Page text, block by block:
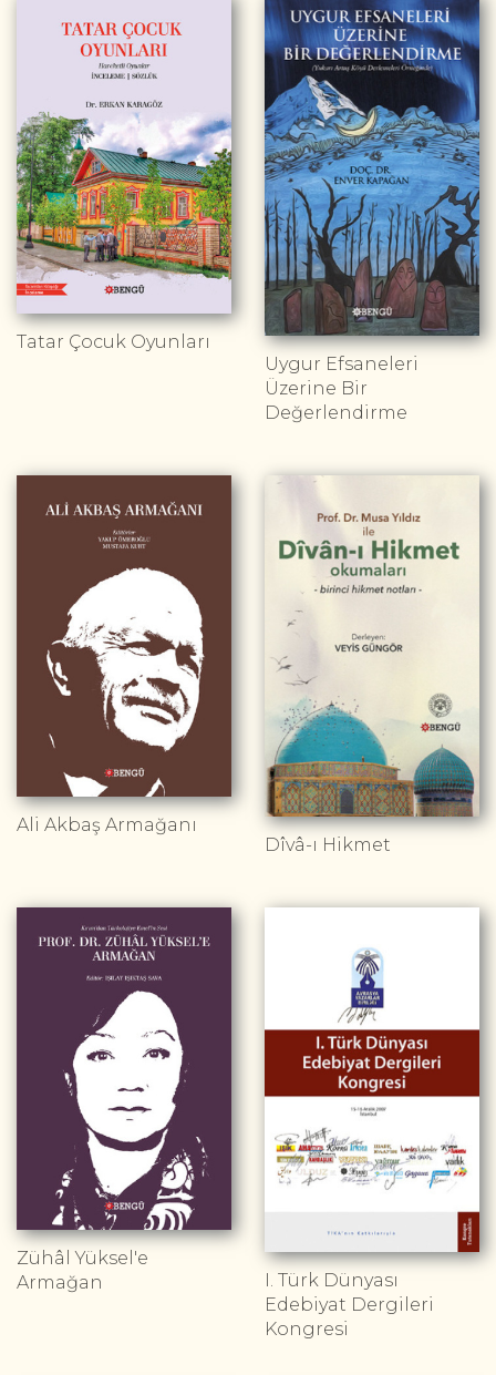
Tatar Çocuk Oyunları
Uygur Efsaneleri
Üzerine Bir
Değerlendirme
Ali Akbaş Armağanı
Dîvâ-ı Hikmet
Zühâl Yüksel'e
Armağan
I. Türk Dünyası
Edebiyat Dergileri
Kongresi